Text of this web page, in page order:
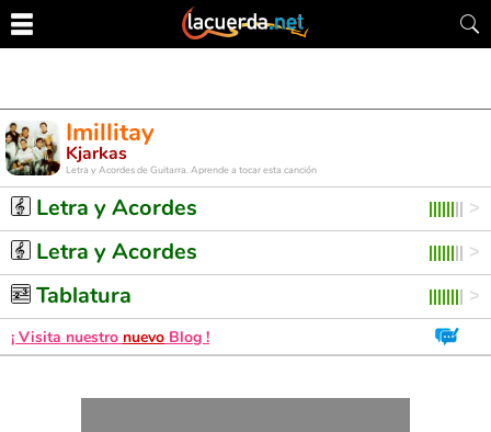
Imillitay
Kjarkas
Letra y Acordes de Guitarra. Aprende a tocar esta canción
Letra y Acordes
Letra y Acordes
Tablatura
¡ Visita nuestro nuevo Blog !